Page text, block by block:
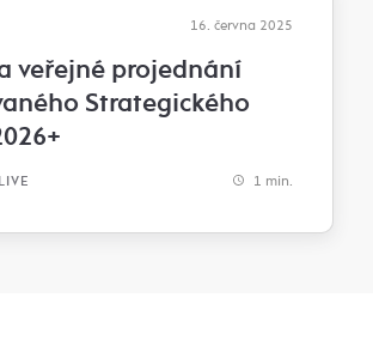
16. června 2025
veřejné projednání
Strategického
1 min.